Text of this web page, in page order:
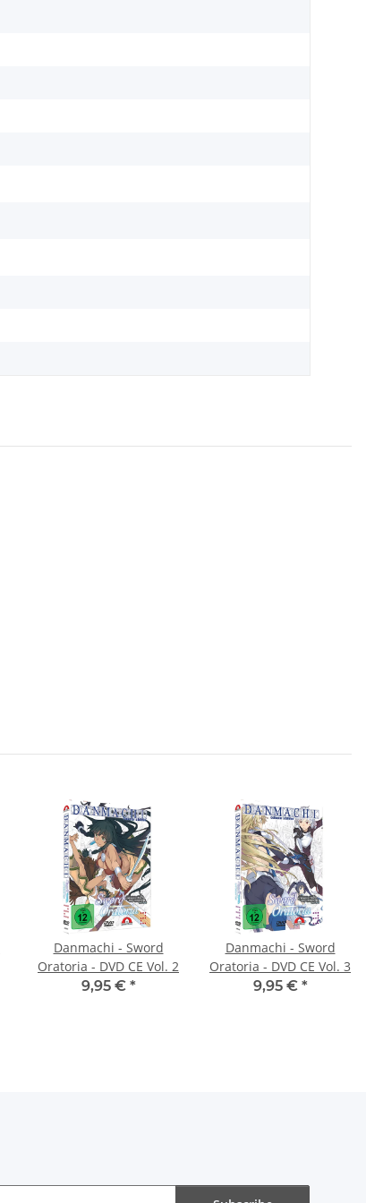
Danmachi - Sword
Oratoria - DVD CE Vol. 2
9,95 € *
Danmachi - Sword
Oratoria - DVD CE Vol. 3
9,95 € *